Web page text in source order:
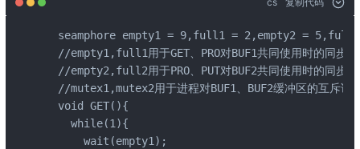
seamphore empty1 = 9,full1 = 2,empty2 =
//empty1,full1用于GET、PRO对BUF1共同使用时的同步控
//empty2,full2用于PRO、PUT对BUF2共同使用时的同步控
//mutex1,mutex2用于进程对BUF1、BUF2缓冲区的互斥访
  void GET(){
    while(1){
      wait(empty1);